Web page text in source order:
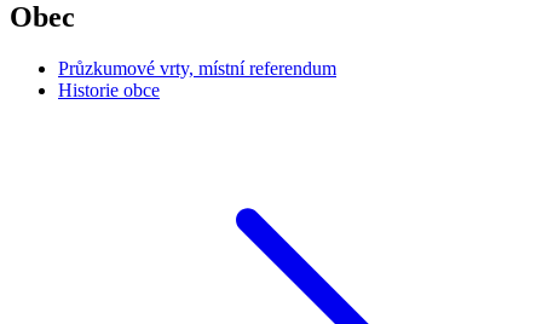
Obec
Průzkumové vrty, místní referendum
Historie obce